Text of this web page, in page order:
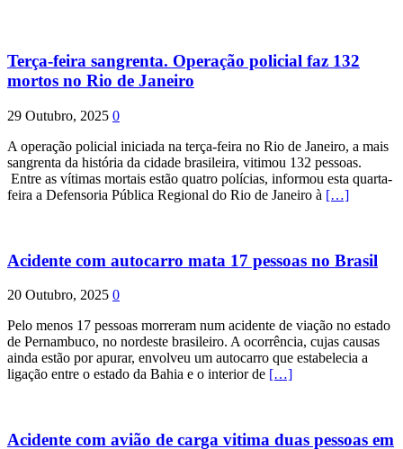
Terça-feira sangrenta. Operação policial faz 132
mortos no Rio de Janeiro
29 Outubro, 2025 0
A operação policial iniciada na terça-feira no Rio de Janeiro, a mais
sangrenta da história da cidade brasileira, vitimou 132 pessoas.
Entre as vítimas mortais estão quatro polícias, informou esta quarta-
feira a Defensoria Pública Regional do Rio de Janeiro à […]
Acidente com autocarro mata 17 pessoas no Brasil
20 Outubro, 2025 0
Pelo menos 17 pessoas morreram num acidente de viação no estado
de Pernambuco, no nordeste brasileiro. A ocorrência, cujas causas
ainda estão por apurar, envolveu um autocarro que estabelecia a
ligação entre o estado da Bahia e o interior de […]
Acidente com avião de carga vitima duas pessoas em